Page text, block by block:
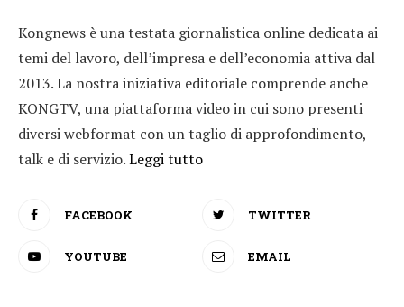
Kongnews è una testata giornalistica online dedicata ai
temi del lavoro, dell’impresa e dell’economia attiva dal
2013. La nostra iniziativa editoriale comprende anche
KONGTV, una piattaforma video in cui sono presenti
diversi webformat con un taglio di approfondimento,
talk e di servizio.Leggi tutto
FACEBOOK TWITTER
YOUTUBE EMAIL